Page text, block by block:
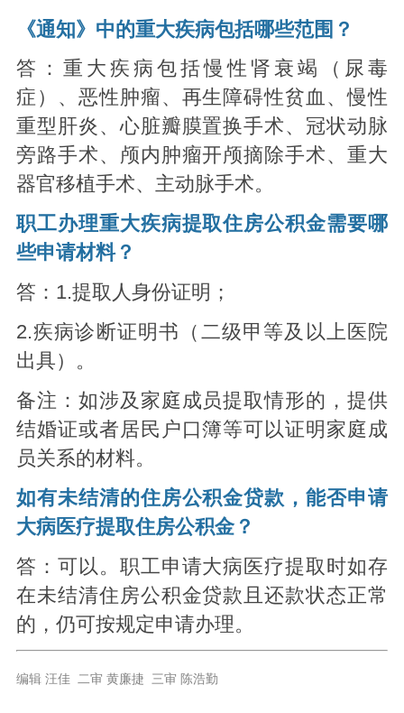
《通知》中的重大疾病包括哪些范围？
答：重大疾病包括慢性肾衰竭（尿毒
症）、恶性肿瘤、再生障碍性贫血、慢性
重型肝炎、心脏瓣膜置换手术、冠状动脉
旁路手术、颅内肿瘤开颅摘除手术、重大
器官移植手术、主动脉手术。
职工办理重大疾病提取住房公积金需要哪
些申请材料？
答：1.提取人身份证明；
2.疾病诊断证明书（二级甲等及以上医院
出具）。
备注：如涉及家庭成员提取情形的，提供
结婚证或者居民户口簿等可以证明家庭成
员关系的材料。
如有未结清的住房公积金贷款，能否申请
大病医疗提取住房公积金？
答：可以。职工申请大病医疗提取时如存
在未结清住房公积金贷款且还款状态正常
的，仍可按规定申请办理。
编辑 汪佳 二审 黄廉捷 三审 陈浩勤